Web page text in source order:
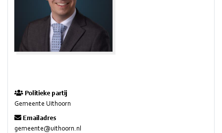
Politieke partij
Gemeente Uithoorn
Emailadres
gemeente@uithoorn.nl